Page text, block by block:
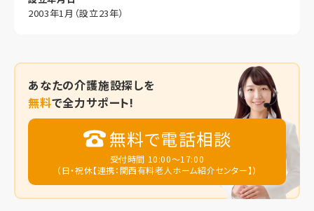
2003年1月（設立23年）
あなたの介護施設探しを
無料で全力サポート!
無料で電話相談
受付時間 10:00～17:00
（日・祝休【連携：関西有料老人ホーム紹介センター】）